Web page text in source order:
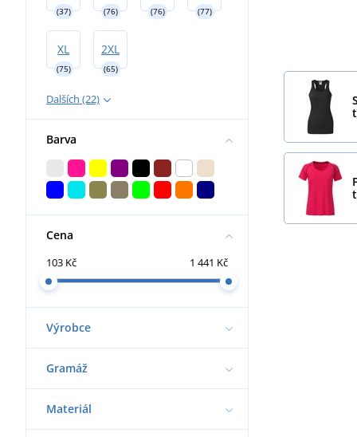
(37) (76) (76) (77)
XL
(75)
2XL
(65)
Dalších (22)
Barva
Cena
103 Kč 1 441 Kč
Výrobce
Gramáž
Materiál